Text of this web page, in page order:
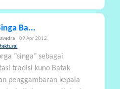
Ba...
| 09 Apr 2012.
"singa" sebagai
tradisi kuno Batak
penggambaran kepala